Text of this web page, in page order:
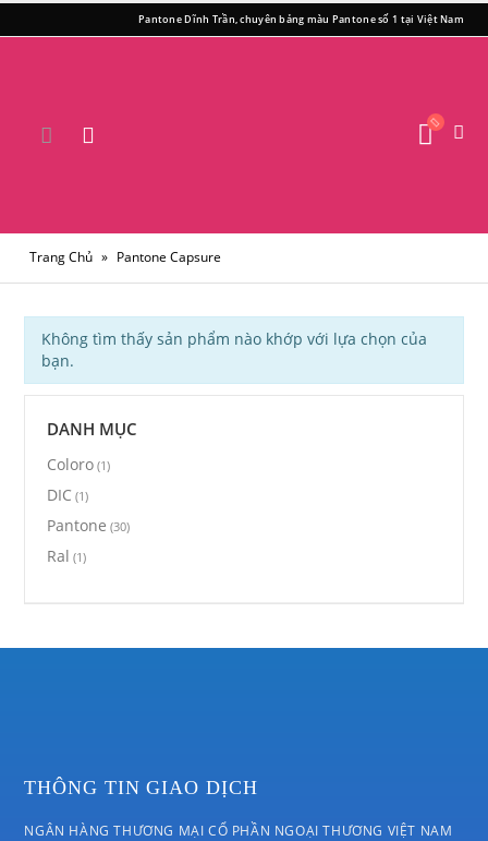
Pantone Dĩnh Trần, chuyên bảng màu Pantone số 1 tại Việt Nam
Trang Chủ » Pantone Capsure
Không tìm thấy sản phẩm nào khớp với lựa chọn của
bạn.
DANH MỤC
Coloro (1)
DIC (1)
Pantone (30)
Ral (1)
THÔNG TIN GIAO DỊCH
NGÂN HÀNG THƯƠNG MẠI CỔ PHẦN NGOẠI THƯƠNG VIỆT NAM